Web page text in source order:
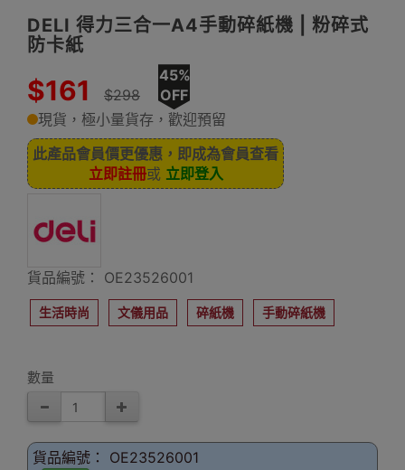
DELI 得力三合一A4手動碎紙機 | 粉碎式
防卡紙
$161 $298
45%
OFF
現貨，極小量貨存，歡迎預留
此產品會員價更優惠，即成為會員查看
立即註冊或 立即登入
貨品編號： OE23526001
生活時尚 文儀用品 碎紙機 手動碎紙機
數量
貨品編號： OE23526001